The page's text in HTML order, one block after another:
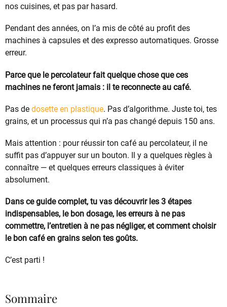
nos cuisines, et pas par hasard.
Pendant des années, on l’a mis de côté au profit des
machines à capsules et des expresso automatiques. Grosse
erreur.
Parce que le percolateur fait quelque chose que ces
machines ne feront jamais : il te reconnecte au café.
Pas de dosette en plastique. Pas d’algorithme. Juste toi, tes
grains, et un processus qui n’a pas changé depuis 150 ans.
Mais attention : pour réussir ton café au percolateur, il ne
suffit pas d’appuyer sur un bouton. Il y a quelques règles à
connaître — et quelques erreurs classiques à éviter
absolument.
Dans ce guide complet, tu vas découvrir les 3 étapes
indispensables, le bon dosage, les erreurs à ne pas
commettre, l’entretien à ne pas négliger, et comment choisir
le bon café en grains selon tes goûts.
C’est parti !
Sommaire